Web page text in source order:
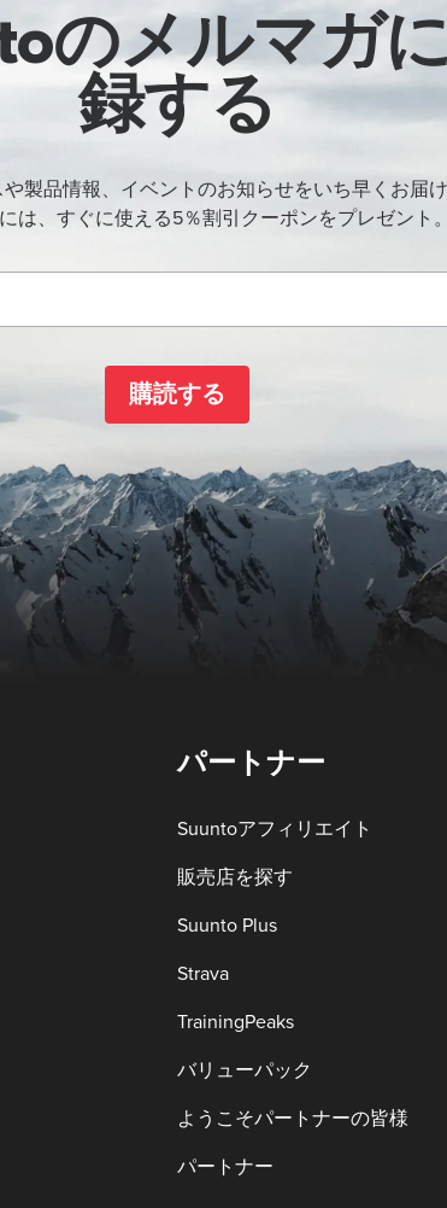
のメルマガ
録する
製品情報、イベントのお知らせをいち早くお届
は、すぐに使える5％割引クーポンをプレゼント
購読する
パートナー
Suuntoアフィリエイト
販売店を探す
Suunto Plus
Strava
TrainingPeaks
バリューパック
ようこそパートナーの皆様
パートナー